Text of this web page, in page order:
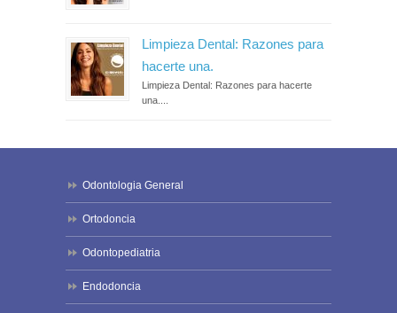
Limpieza Dental: Razones para
hacerte una.
Limpieza Dental: Razones para hacerte
una....
Odontologia General
Ortodoncia
Odontopediatria
Endodoncia